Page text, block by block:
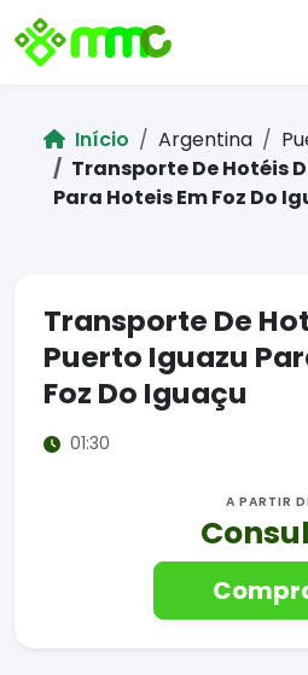
Início Argentina
Transporte De Hotéis
Para Hoteis Em Foz Do
Transporte De
Puerto Iguazu
Foz Do Iguaçu
01:30
A PARTIR